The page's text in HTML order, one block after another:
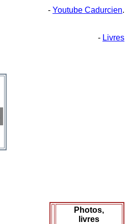
- Youtube Cadurcien.
- Livres
Photos,
livres